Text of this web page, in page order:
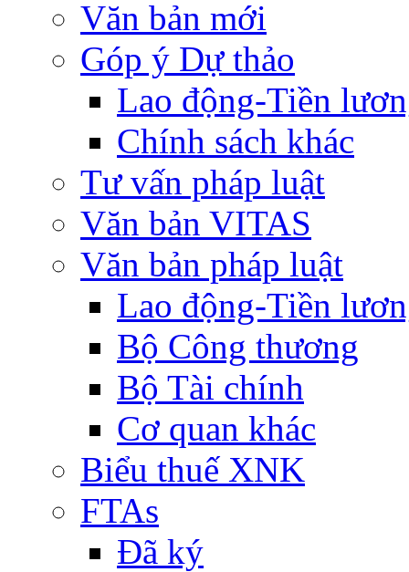
Văn bản mới
Góp ý Dự thảo
Lao động-Tiền
Chính sách khác
Tư vấn pháp luật
Văn bản VITAS
Văn bản pháp luật
Lao động-Tiền
Bộ Công thương
Bộ Tài chính
Cơ quan khác
Biểu thuế XNK
FTAs
Đã ký